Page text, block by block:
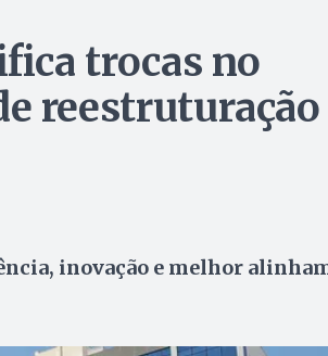
trocas no
reestruturação
inovação e melhor